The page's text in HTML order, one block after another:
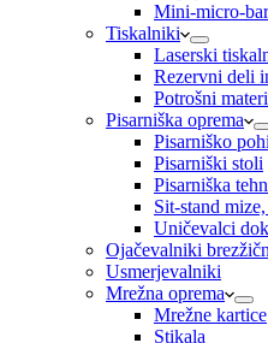
Mini-micro-
Tiskalniki
Laserski
Rezervni deli
Potrošni
Pisarniška oprema
Pisarniško
Pisarniški stoli
Pisarniška
Sit-stand
Uničevalci
Ojačevalniki
Usmerjevalniki
Mrežna oprema
Mrežne kartice
Stikala